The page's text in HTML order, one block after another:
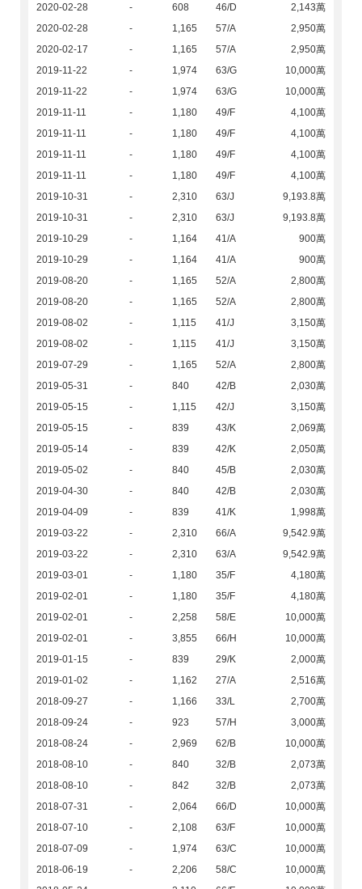
2020-02-28
- 608 46/D
2,143萬
2020-02-28
- 1,165 57/A
2,950萬
2020-02-17
- 1,165 57/A
2,950萬
2019-11-22
- 1,974 63/G
10,000萬
2019-11-22
- 1,974 63/G
10,000萬
2019-11-11
- 1,180 49/F
4,100萬
2019-11-11
- 1,180 49/F
4,100萬
2019-11-11
- 1,180 49/F
4,100萬
2019-11-11
- 1,180 49/F
4,100萬
2019-10-31
- 2,310 63/J
9,193.8萬
2019-10-31
- 2,310 63/J
9,193.8萬
2019-10-29
- 1,164 41/A
900萬
2019-10-29
- 1,164 41/A
900萬
2019-08-20
- 1,165 52/A
2,800萬
2019-08-20
- 1,165 52/A
2,800萬
2019-08-02
- 1,115 41/J
3,150萬
2019-08-02
- 1,115 41/J
3,150萬
2019-07-29
- 1,165 52/A
2,800萬
2019-05-31
- 840 42/B
2,030萬
2019-05-15
- 1,115 42/J
3,150萬
2019-05-15
- 839 43/K
2,069萬
2019-05-14
- 839 42/K
2,050萬
2019-05-02
- 840 45/B
2,030萬
2019-04-30
- 840 42/B
2,030萬
2019-04-09
- 839 41/K
1,998萬
2019-03-22
- 2,310 66/A
9,542.9萬
2019-03-22
- 2,310 63/A
9,542.9萬
2019-03-01
- 1,180 35/F
4,180萬
2019-02-01
- 1,180 35/F
4,180萬
2019-02-01
- 2,258 58/E
10,000萬
2019-02-01
- 3,855 66/H
10,000萬
2019-01-15
- 839 29/K
2,000萬
2019-01-02
- 1,162 27/A
2,516萬
2018-09-27
- 1,166 33/L
2,700萬
2018-09-24
- 923 57/H
3,000萬
2018-08-24
- 2,969 62/B
10,000萬
2018-08-10
- 840 32/B
2,073萬
2018-08-10
- 842 32/B
2,073萬
2018-07-31
- 2,064 66/D
10,000萬
2018-07-10
- 2,108 63/F
10,000萬
2018-07-09
- 1,974 63/C
10,000萬
2018-06-19
- 2,206 58/C
10,000萬